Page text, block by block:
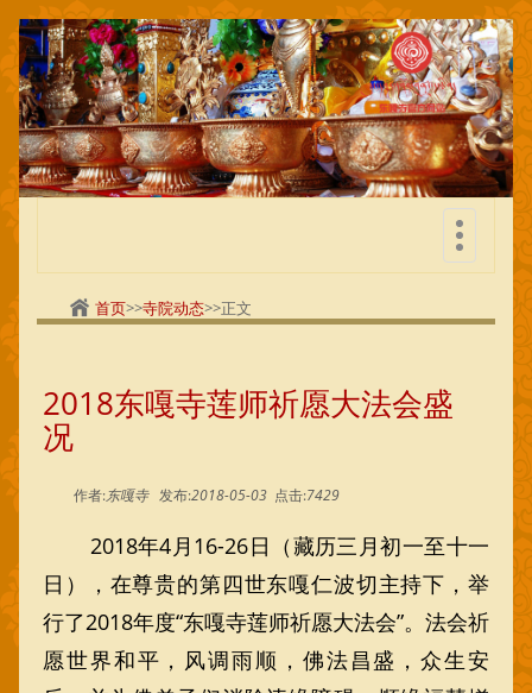
切
换
首页>>寺院动态>>正文
2018东嘎寺莲师祈愿大法会盛
况
作者:东嘎寺发布:2018-05-03 点击:7429
2018年4月16-26日（藏历三月初一至十一
日），在尊贵的第四世东嘎仁波切主持下，举
行了2018年度“东嘎寺莲师祈愿大法会”。法会祈
愿世界和平，风调雨顺，佛法昌盛，众生安